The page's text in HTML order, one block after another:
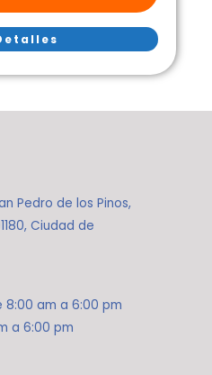
Pedro de los Pinos,
Ciudad de
8:00 am a 6:00 pm
a 6:00 pm